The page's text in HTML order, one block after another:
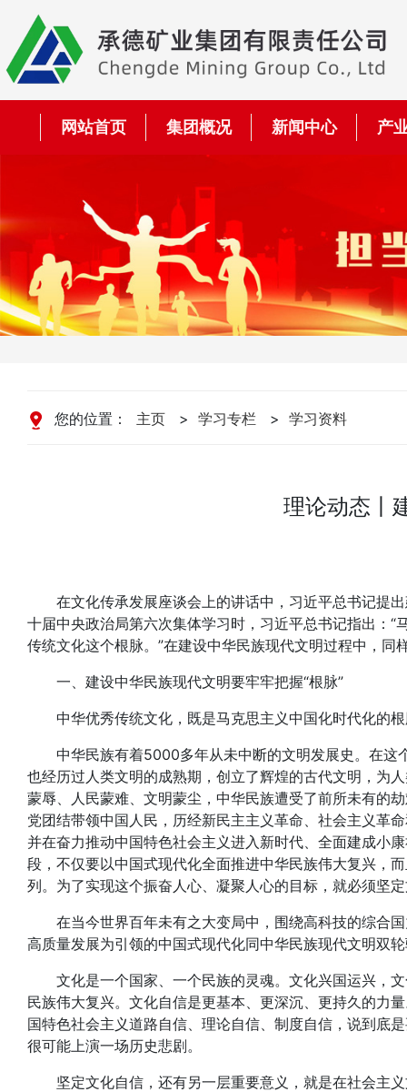
网站首页 集团概况 新闻中心 产
您的位置： 主页 > 学习专栏 > 学习资料
理论动态丨
在文化传承发展座谈会上的讲话中，习近平总书记提
十届中央政治局第六次集体学习时，习近平总书记指出：
传统文化这个根脉。”在建设中华民族现代文明过程中，同
一、建设中华民族现代文明要牢牢把握“根脉”
中华优秀传统文化，既是马克思主义中国化时代化的根
中华民族有着5000多年从未中断的文明发展史。在这
也经历过人类文明的成熟期，创立了辉煌的古代文明，为
蒙辱、人民蒙难、文明蒙尘，中华民族遭受了前所未有的
党团结带领中国人民，历经新民主主义革命、社会主义革
并在奋力推动中国特色社会主义进入新时代、全面建成小
段，不仅要以中国式现代化全面推进中华民族伟大复兴，
列。为了实现这个振奋人心、凝聚人心的目标，就必须坚
在当今世界百年未有之大变局中，围绕高科技的综合国
高质量发展为引领的中国式现代化同中华民族现代文明双
文化是一个国家、一个民族的灵魂。文化兴国运兴，文
民族伟大复兴。文化自信是更基本、更深沉、更持久的力
国特色社会主义道路自信、理论自信、制度自信，说到底
很可能上演一场历史悲剧。
坚定文化自信，还有另一层重要意义，就是在社会主义